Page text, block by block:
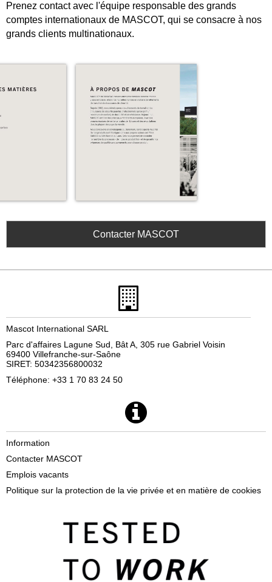
Prenez contact avec l'équipe responsable des grands
comptes internationaux de MASCOT, qui se consacre à nos
grands clients multinationaux.
Contacter MASCOT
Mascot International SARL
Parc d'affaires Lagune Sud, Bât A, 305 rue Gabriel Voisin
69400 Villefranche-sur-Saône
SIRET: 50342356800032
Téléphone: +33 1 70 83 24 50
Information
Contacter MASCOT
Emplois vacants
Politique sur la protection de la vie privée et en matière de cookies